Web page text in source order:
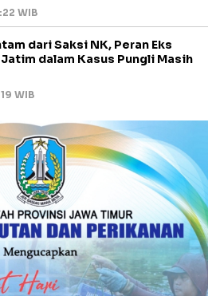
WIB
dari Saksi NK, Peran Eks
Jatim dalam Kasus Pungli Masih
WIB